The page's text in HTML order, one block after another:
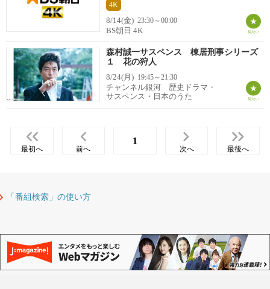
4K
8/14(金) 23:30～00:00
BS朝日 4K
森村誠一サスペンス 棟居刑事シリーズ
１ 花の狩人
8/24(月) 19:45～21:30
チャンネル銀河 歴史ドラマ・
サスペンス・日本のうた
最初へ 前へ
1
次へ 最後へ
「番組検索」の使い方